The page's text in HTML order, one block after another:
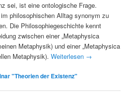
sei, ist eine ontologische Frage.
im philosophischen Alltag synonym zu
Die Philosophiegeschichte kennt
zwischen einer „Metaphysica
Metaphysik) und einer „Metaphysica
Metaphysik).Weiterlesen →
"Theorien der Existenz"